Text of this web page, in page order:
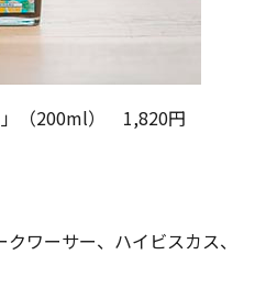
」（200ml） 1,820円
ワーサー、ハイビスカス、